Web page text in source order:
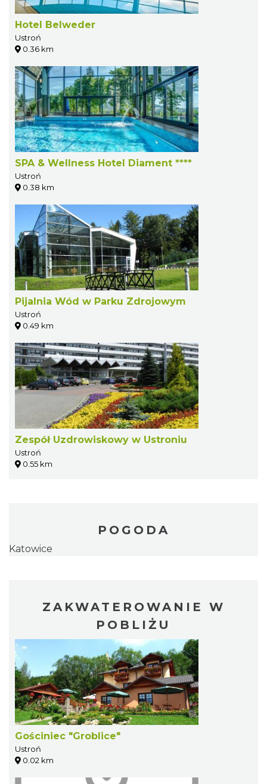
Hotel Belweder
Ustroń
0.36 km
SPA & Wellness Hotel Diament ****
Ustroń
0.38 km
Pijalnia Wód w Parku Zdrojowym
Ustroń
0.49 km
Zespół Uzdrowiskowy w Ustroniu
Ustroń
0.55 km
POGODA
Katowice
ZAKWATEROWANIE W
POBLIŻU
Gościniec "Groblice"
Ustroń
0.02 km